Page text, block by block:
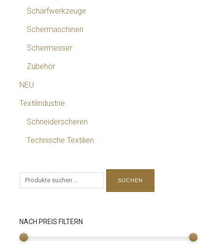
Schärfwerkzeuge
Schermaschinen
Schermesser
Zubehör
NEU
Textilindustrie
Schneiderscheren
Technische Textilien
SUCHEN
NACH PREIS FILTERN